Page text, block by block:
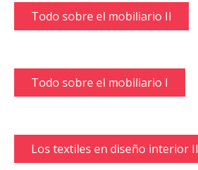
Todo sobre el mobiliario II
Todo sobre el mobiliario I
Los textiles en diseño interior II